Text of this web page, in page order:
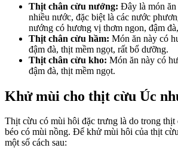
Thịt chân cừu nướng: Đây là món ăn
nhiều nước, đặc biệt là các nước
nướng có hương vị thơm ngon, đậm
Thịt chân cừu hầm: Món ăn này có
đậm đà, thịt mềm ngọt, rất bổ dưỡng.
Thịt chân cừu kho: Món ăn này có
đậm đà, thịt mềm ngọt.
Khử mùi cho thịt cừu Úc
Thịt cừu có mùi hôi đặc trưng là do trong thịt
béo có mùi nồng. Để khử mùi hôi của thịt
một số cách sau: